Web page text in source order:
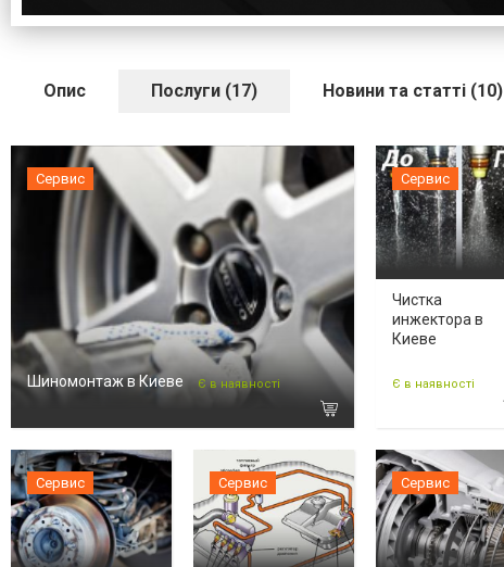
Опис Послуги (17) Новини та статті (10)
Сервис
Шиномонтаж в Киеве Є в наявності
Сервис
Чистка
инжектора в
Киеве
Є в наявності
Сервис Сервис Сервис